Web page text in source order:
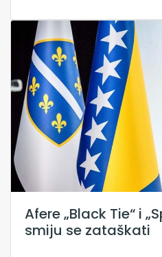
Afere „Black Tie“ i
smiju se zataškati